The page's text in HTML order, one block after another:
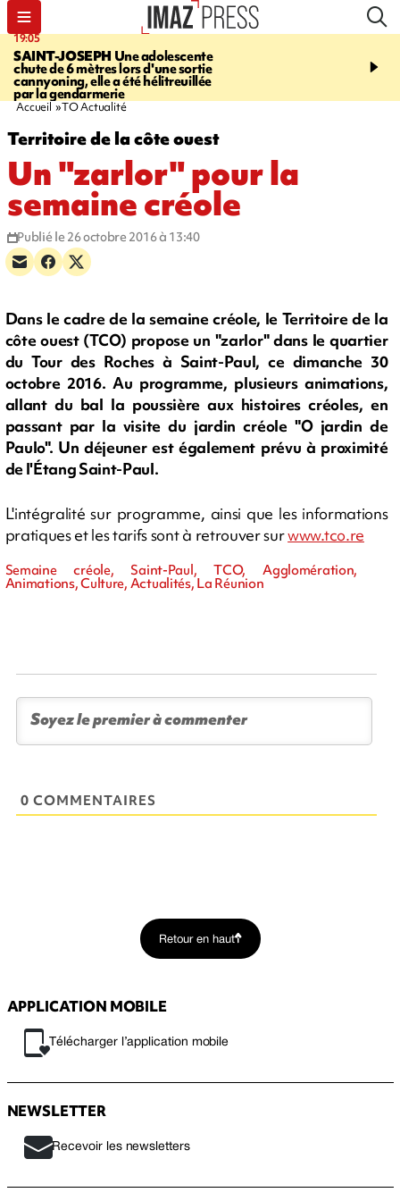
19:05
SAINT-JOSEPH Une adolescente
chute de 6 mètres lors d'une sortie
cannyoning, elle a été hélitreuillée
par la gendarmerie
20:44
rouée de coups,
Accueil TO Actualité
Territoire de la côte ouest
Un "zarlor" pour la
semaine créole
Publié le 26 octobre 2016 à 13:40
Dans le cadre de la semaine créole, le Territoire de la
côte ouest (TCO) propose un "zarlor" dans le quartier
du Tour des Roches à Saint-Paul, ce dimanche 30
octobre 2016. Au programme, plusieurs animations,
allant du bal la poussière aux histoires créoles, en
passant par la visite du jardin créole "O jardin de
Paulo". Un déjeuner est également prévu à proximité
de l'Étang Saint-Paul.
L'intégralité sur programme, ainsi que les informations
pratiques et les tarifs sont à retrouver surwww.tco.re
Semaine créole, Saint-Paul, TCO, Agglomération,
Animations, Culture, Actualités, La Réunion
0 COMMENTAIRES
Retour en haut
APPLICATION MOBILE
Télécharger l’application mobile
NEWSLETTER
Recevoir les newsletters